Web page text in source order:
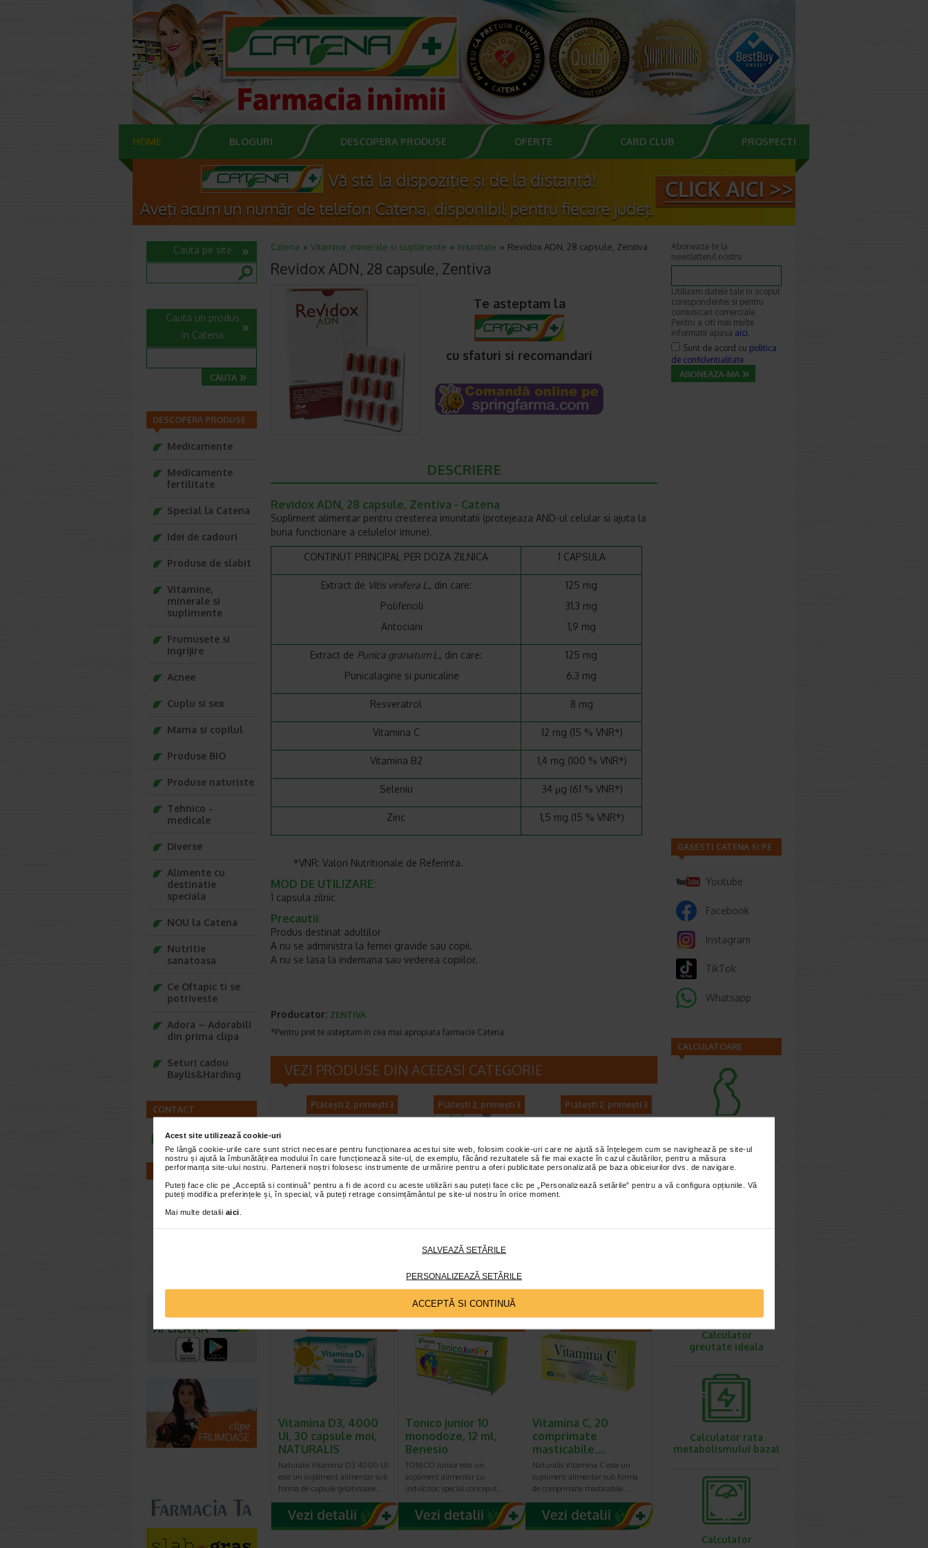
Acest site utilizează cookie-uri
Pe lângă cookie-urile care sunt strict necesare pentru funcționarea acestui site web, folosim cookie-uri care ne ajută să înțelegem cum se navighează pe site-ul
nostru și ajută la îmbunătățirea modului în care funcționează site-ul, de exemplu, făcând rezultatele să fie mai exacte în cazul căutărilor, pentru a măsura
performanța site-ului nostru. Partenerii noștri folosesc instrumente de urmărire pentru a oferi publicitate personalizată pe baza obiceiurilor dvs. de navigare.
Puteți face clic pe „Acceptă si continuă” pentru a fi de acord cu aceste utilizări sau puteți face clic pe „Personalizează setările” pentru a vă configura opțiunile. Vă
puteți modifica preferințele și, în special, vă puteți retrage consimțământul pe site-ul nostru în orice moment.
Mai multe detalii aici
SALVEAZĂ SETĂRILE
PERSONALIZEAZĂ SETĂRILE
ACCEPTĂ SI CONTINUĂ
HOME BLOGURI DESCOPERA PRODUSE OFERTE CARD CLUB PROSPECTE
Catena Vitamine, minerale si suplimente Imunitate Revidox ADN, 28 capsule, Zentiva
Revidox ADN, 28 capsule, Zentiva
Te asteptam la
cu sfaturi si recomandari
DESCRIERE
Revidox ADN, 28 capsule, Zentiva - Catena
Supliment alimentar pentru cresterea imunitatii (protejeaza AND-ul celular si ajuta la
buna functionare a celulelor imune).
CONTINUT PRINCIPAL PER DOZA ZILNICA 1 CAPSULA
Extract de Vitis vinifera L., din care:
Polifenoli
Antociani
125 mg
31,3 mg
1,9 mg
Extract de Punica granatum L., din care:
Punicalagine si punicaline
125 mg
6,3 mg
Resveratrol 8 mg
Vitamina C 12 mg (15 % VNR*)
Vitamina B2 1,4 mg (100 % VNR*)
Seleniu 34 µg (61 % VNR*)
Zinc 1,5 mg (15 % VNR*)
*VNR: Valori Nutritionale de Referinta.
MOD DE UTILIZARE:
1 capsula zilnic
Precautii:
Produs destinat adultilor
A nu se administra la femei gravide sau copii.
A nu se lasa la indemana sau vederea copiilor.
Producator: ZENTIVA
*Pentru pret te asteptam in cea mai apropiata farmacie Catena
VEZI PRODUSE DIN ACEEASI CATEGORIE
Plătești 2, primești 3 Plătești 2, primești 3
ViroProtect Imun+ este un
care combina bacterii lizate…
Plătești 2, primești 3
Vitamina D3, 4000
UI, 30 capsule moi,
NATURALIS
Naturalis Vitamina D3 4000 UI
este un supliment alimentar sub
forma de capsule gelatinoase…
Tonico junior 10
monodoze, 12 ml,
Benesio
TONICO Junior este un
supliment alimentar cu
indulcitor, special conceput…
Vitamina C, 20
comprimate
masticabile…
Naturalis Vitamina C este un
supliment alimentar sub forma
de comprimate masticabile…
Cauta pe site
Cauta un produs
in Catena
DESCOPERA PRODUSE
Medicamente
Medicamente
fertilitate
Special la Catena
Idei de cadouri
Produse de slabit
Vitamine,
minerale si
suplimente
Frumusete si
ingrijire
Acnee
Cuplu si sex
Mama si copilul
Produse BIO
Produse naturiste
Tehnico -
medicale
Diverse
Alimente cu
destinatie
speciala
NOU la Catena
Nutritie
sanatoasa
Ce Oftapic ti se
potriveste
Adora – Adorabili
din prima clipa
Seturi cadou
Baylis&Harding
CONTACT
infoline@catena.ro
FARMACII
Aboneaza-te la
newsletterul nostru
Utilizam datele tale in scopul
corespondentei si pentru
comunicari comerciale.
Pentru a citi mai multe
informatii apasa aici.
Sunt de acord cu politica
de confidentialitate
GASESTI CATENA SI PE
Youtube
Facebook
Instagram
TikTok
Whatsapp
CALCULATOARE
Calculator
greutate ideala
Calculator rata
metabolismului bazal
Calculator